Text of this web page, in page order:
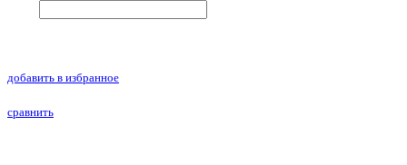
добавить в избранное
сравнить